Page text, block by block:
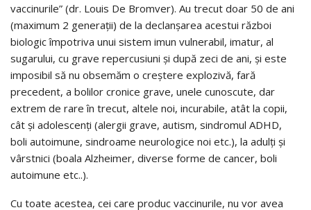
vaccinurile” (dr. Louis De Bromver). Au trecut doar 50 de ani
(maximum 2 generaţii) de la declanşarea acestui război
biologic împotriva unui sistem imun vulnerabil, imatur, al
sugarului, cu grave repercusiuni şi după zeci de ani, şi este
imposibil să nu obsemăm o creştere explozivă, fară
precedent, a bolilor cronice grave, unele cunoscute, dar
extrem de rare în trecut, altele noi, incurabile, atât la copii,
cât şi adolescenţi (alergii grave, autism, sindromul ADHD,
boli autoimune, sindroame neurologice noi etc.), la adulţi şi
vârstnici (boala Alzheimer, diverse forme de cancer, boli
autoimune etc..).
Cu toate acestea, cei care produc vaccinurile, nu vor avea